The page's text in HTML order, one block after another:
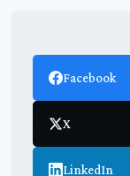
Facebook
X
LinkedIn